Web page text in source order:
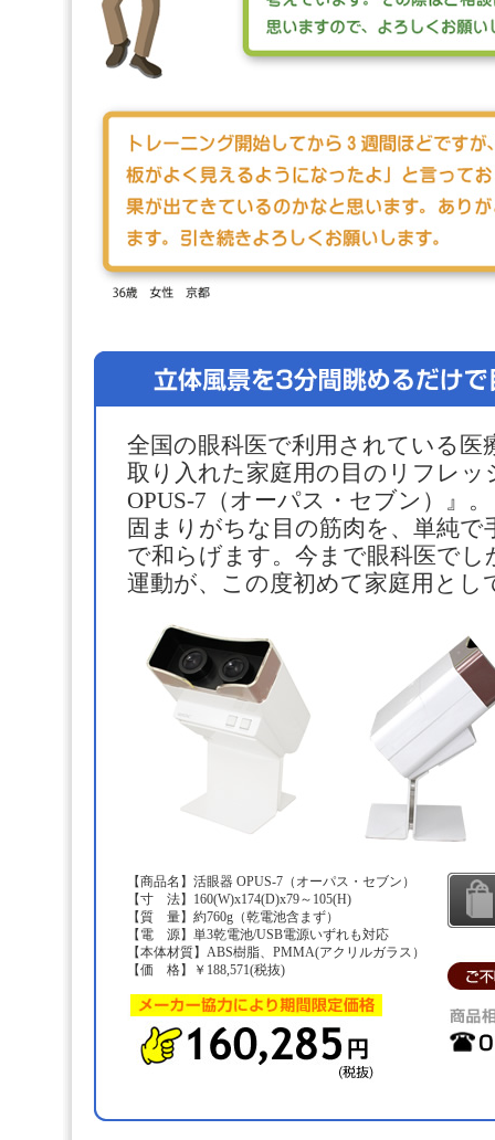
全国の眼科医で利用されている医
取り入れた家庭用の目のリフレ
OPUS-7（オーパス・セブン）』
固まりがちな目の筋肉を、単純
で和らげます。今まで眼科医で
運動が、この度初めて家庭用とし
【商品名】活眼器 OPUS-7（オーパス・セブン）
【寸 法】160(W)x174(D)x79～105(H)
【質 量】約760g（乾電池含まず）
【電 源】単3乾電池/USB電源いずれも対応
【本体材質】ABS樹脂、PMMA(アクリルガラス）
【価 格】￥188,571(税抜)